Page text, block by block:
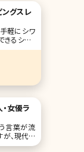
ングスレ
軽にシワ
るショッ
なものな
ョッピン
参考にし
女優ラ
言葉が流
、現代で
身、9頭身